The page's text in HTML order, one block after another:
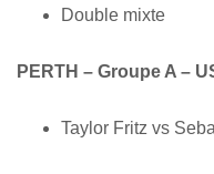
Double mixte
PERTH – Groupe A –
Taylor Fritz vs